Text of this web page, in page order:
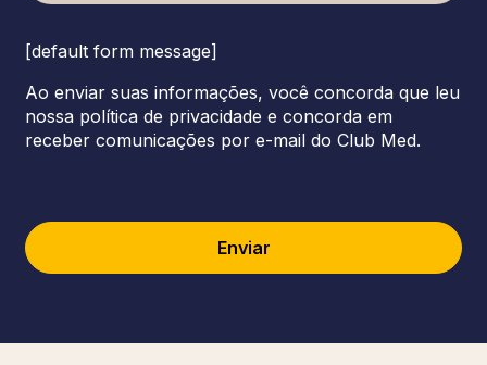
[default form message]
Ao enviar suas informações, você concorda que leu
nossa política de privacidade e concorda em
receber comunicações por e-mail do Club Med.
Enviar